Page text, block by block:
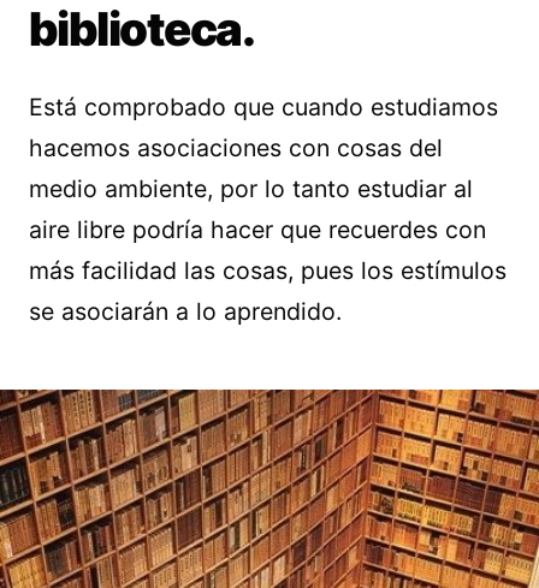
biblioteca.
Está comprobado que cuando estudiamos
hacemos asociaciones con cosas del
medio ambiente, por lo tanto estudiar al
aire libre podría hacer que recuerdes con
más facilidad las cosas, pues los estímulos
se asociarán a lo aprendido.